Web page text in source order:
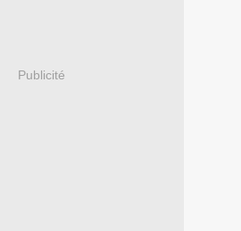
Publicité